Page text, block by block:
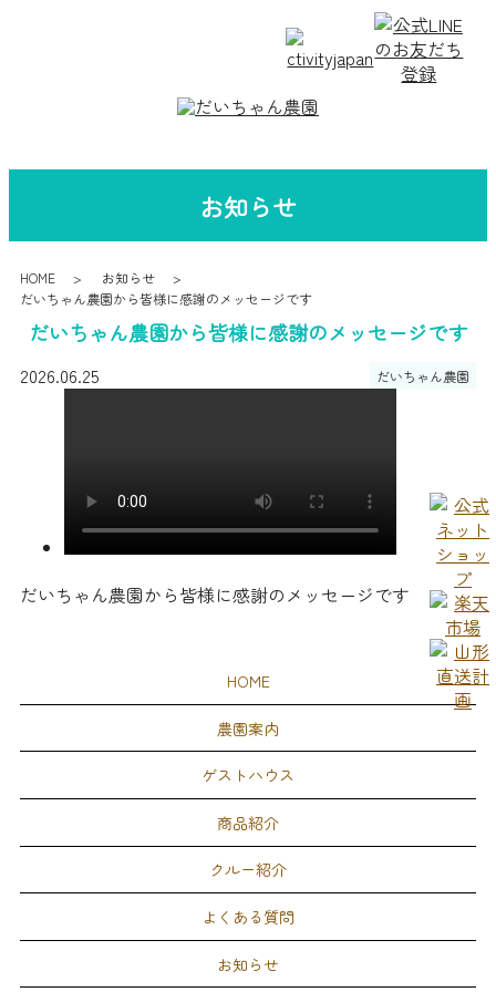
お知らせ
HOME
お知らせ
だいちゃん農園から皆様に感謝のメッセージです
だいちゃん農園から皆様に感謝のメッセージです
2026.06.25 だいちゃん農園
だいちゃん農園から皆様に感謝のメッセージです
HOME
農園案内
ゲストハウス
商品紹介
クルー紹介
よくある質問
お知らせ